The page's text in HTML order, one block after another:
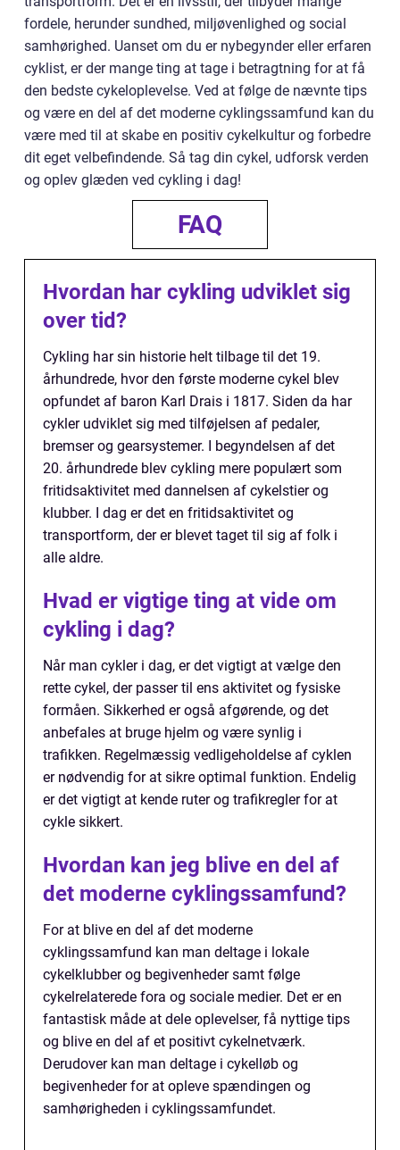
fordele, herunder sundhed, miljøvenlighed og social
samhørighed. Uanset om du er nybegynder eller erfaren
cyklist, er der mange ting at tage i betragtning for at få
den bedste cykeloplevelse. Ved at følge de nævnte tips
og være en del af det moderne cyklingssamfund kan du
være med til at skabe en positiv cykelkultur og forbedre
dit eget velbefindende. Så tag din cykel, udforsk verden
og oplev glæden ved cykling i dag!
FAQ
Hvordan har cykling udviklet sig
over tid?
Cykling har sin historie helt tilbage til det 19.
århundrede, hvor den første moderne cykel blev
opfundet af baron Karl Drais i 1817. Siden da har
cykler udviklet sig med tilføjelsen af pedaler,
bremser og gearsystemer. I begyndelsen af det
20. århundrede blev cykling mere populært som
fritidsaktivitet med dannelsen af cykelstier og
klubber. I dag er det en fritidsaktivitet og
transportform, der er blevet taget til sig af folk i
alle aldre.
Hvad er vigtige ting at vide om
cykling i dag?
Når man cykler i dag, er det vigtigt at vælge den
rette cykel, der passer til ens aktivitet og fysiske
formåen. Sikkerhed er også afgørende, og det
anbefales at bruge hjelm og være synlig i
trafikken. Regelmæssig vedligeholdelse af cyklen
er nødvendig for at sikre optimal funktion. Endelig
er det vigtigt at kende ruter og trafikregler for at
cykle sikkert.
Hvordan kan jeg blive en del af
det moderne cyklingssamfund?
For at blive en del af det moderne
cyklingssamfund kan man deltage i lokale
cykelklubber og begivenheder samt følge
cykelrelaterede fora og sociale medier. Det er en
fantastisk måde at dele oplevelser, få nyttige tips
og blive en del af et positivt cykelnetværk.
Derudover kan man deltage i cykelløb og
begivenheder for at opleve spændingen og
samhørigheden i cyklingssamfundet.